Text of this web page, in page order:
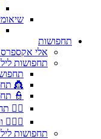
תחפושות
אלי אקספרס
תחפושות
👸
👮
🏴‍☠️
🦸🏻‍♀️
תחפושות